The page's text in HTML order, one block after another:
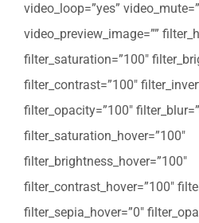
video_loop=”yes”
video_preview_image=””
filter_saturation=”100″
filter_contrast=”100″
filter_opacity=”100″
filter_saturation_hover=”100″
filter_brightness_hover=”100″
filter_contrast_hover=”100″
filter_sepia_hover=”0″